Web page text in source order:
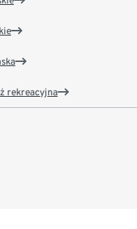
rekreacyjna